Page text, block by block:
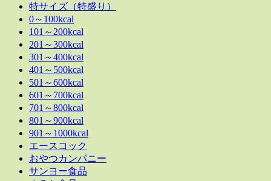
特サイズ（特盛り）
0～100kcal
101～200kcal
201～300kcal
301～400kcal
401～500kcal
501～600kcal
601～700kcal
701～800kcal
801～900kcal
901～1000kcal
エースコック
おやつカンパニー
サンヨー食品